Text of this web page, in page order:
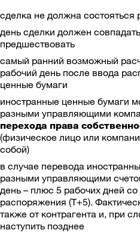
сделка не должна состояться
день сделки должен
предшествовать
самый ранний возможный
рабочий день после ввода
ценные бумаги
иностранные ценные бумаги
разными управляющими
перехода права
(физическое лицо или
собой)
в случае перевода
разными управляющими
день – плюс 5 рабочих дней со
распоряжения (Т+5).
также от контрагента и, при
наступить позднее